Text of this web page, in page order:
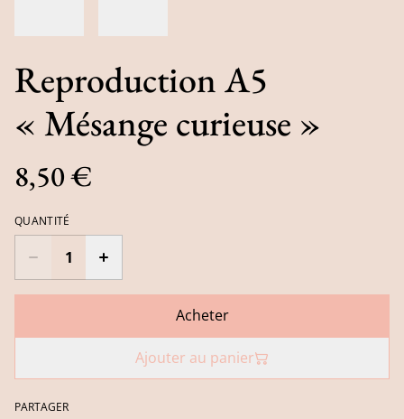
Reproduction A5
« Mésange curieuse »
8,50 €
QUANTITÉ
Acheter
Ajouter au panier
PARTAGER